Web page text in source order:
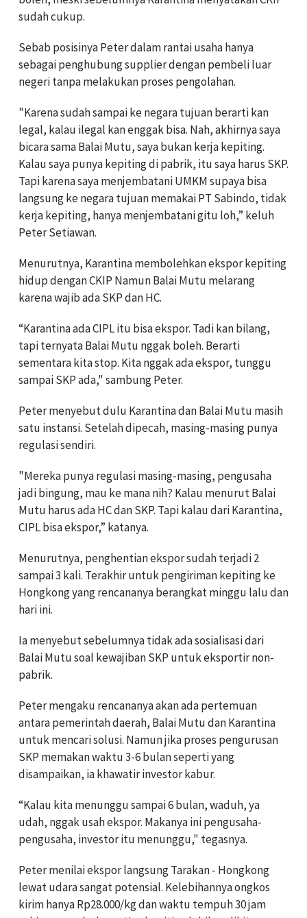
sudah cukup.
Sebab posisinya Peter dalam rantai usaha hanya
sebagai penghubung supplier dengan pembeli luar
negeri tanpa melakukan proses pengolahan.
"Karena sudah sampai ke negara tujuan berarti kan
legal, kalau ilegal kan enggak bisa. Nah, akhirnya saya
bicara sama Balai Mutu, saya bukan kerja kepiting.
Kalau saya punya kepiting di pabrik, itu saya harus SKP.
Tapi karena saya menjembatani UMKM supaya bisa
langsung ke negara tujuan memakai PT Sabindo, tidak
kerja kepiting, hanya menjembatani gitu loh,” keluh
Peter Setiawan.
Menurutnya, Karantina membolehkan ekspor kepiting
hidup dengan CKIP Namun Balai Mutu melarang
karena wajib ada SKP dan HC.
“Karantina ada CIPL itu bisa ekspor. Tadi kan bilang,
tapi ternyata Balai Mutu nggak boleh. Berarti
sementara kita stop. Kita nggak ada ekspor, tunggu
sampai SKP ada," sambung Peter.
Peter menyebut dulu Karantina dan Balai Mutu masih
satu instansi. Setelah dipecah, masing-masing punya
regulasi sendiri.
"Mereka punya regulasi masing-masing, pengusaha
jadi bingung, mau ke mana nih? Kalau menurut Balai
Mutu harus ada HC dan SKP. Tapi kalau dari Karantina,
CIPL bisa ekspor,” katanya.
Menurutnya, penghentian ekspor sudah terjadi 2
sampai 3 kali. Terakhir untuk pengiriman kepiting ke
Hongkong yang rencananya berangkat minggu lalu dan
hari ini.
Ia menyebut sebelumnya tidak ada sosialisasi dari
Balai Mutu soal kewajiban SKP untuk eksportir non-
pabrik.
Peter mengaku rencananya akan ada pertemuan
antara pemerintah daerah, Balai Mutu dan Karantina
untuk mencari solusi. Namun jika proses pengurusan
SKP memakan waktu 3-6 bulan seperti yang
disampaikan, ia khawatir investor kabur.
“Kalau kita menunggu sampai 6 bulan, waduh, ya
udah, nggak usah ekspor. Makanya ini pengusaha-
pengusaha, investor itu menunggu," tegasnya.
Peter menilai ekspor langsung Tarakan - Hongkong
lewat udara sangat potensial. Kelebihannya ongkos
kirim hanya Rp28.000/kg dan waktu tempuh 30 jam